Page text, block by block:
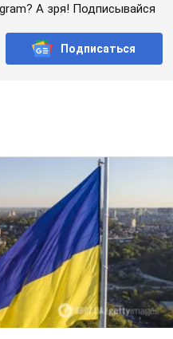
А зря! Подписывайся
Подписаться